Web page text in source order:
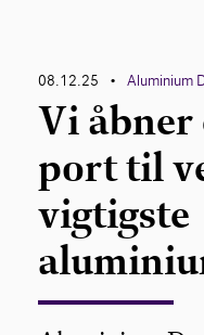
08.12.25 • Aluminium
Vi
port til
vigtigste